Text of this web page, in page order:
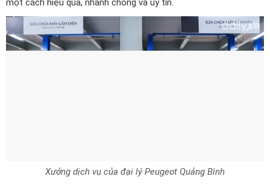
một cách hiệu quả, nhanh chóng và uy tín.
Xưởng dịch vụ của đại lý Peugeot Quảng Bình